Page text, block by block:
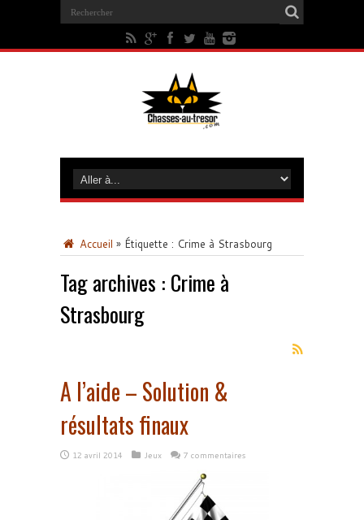
Accueil » Étiquette : Crime à Strasbourg
Tag archives : Crime à
Strasbourg
A l’aide – Solution &
résultats finaux
12 avril 2014 Jeux 7 commentaires